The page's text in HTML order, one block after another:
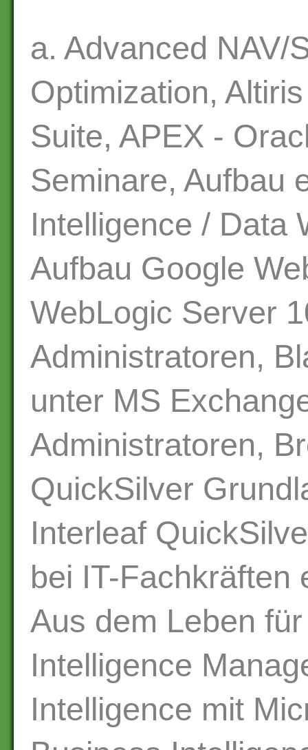
a. Advanced NAV/
Optimization,
Suite, APEX -
Seminare, Aufbau
Intelligence / Data
Aufbau Google
WebLogic Server
Administratoren,
unter MS
Administratoren,
QuickSilver
Interleaf
bei IT-Fachkräften
Aus dem Leben
Intelligence
Intelligence mit